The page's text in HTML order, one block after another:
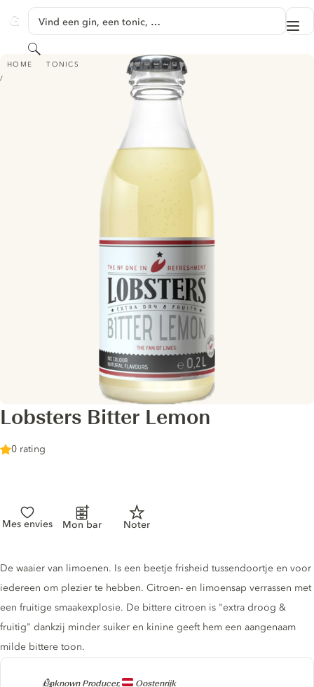
GINVENTORY
Vind een gin, een tonic, …
Zoeken
HOME TONICS
LOBSTERS BITTER LEMON
Lobsters Bitter Lemon
0 rating
Mes envies Mon bar Noter
Producer
Unknown Producer, Oostenrijk
Tonic description
De waaier van limoenen. Is een beetje frisheid tussendoortje en voor
iedereen om plezier te hebben. Citroen- en limoensap verrassen met
een fruitige smaakexplosie. De bittere citroen is "extra droog &
fruitig" dankzij minder suiker en kinine geeft hem een aangenaam
milde bittere toon.